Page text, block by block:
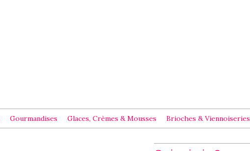
Gourmandises Glaces, Crèmes & Mousses Brioches & Viennoiseries